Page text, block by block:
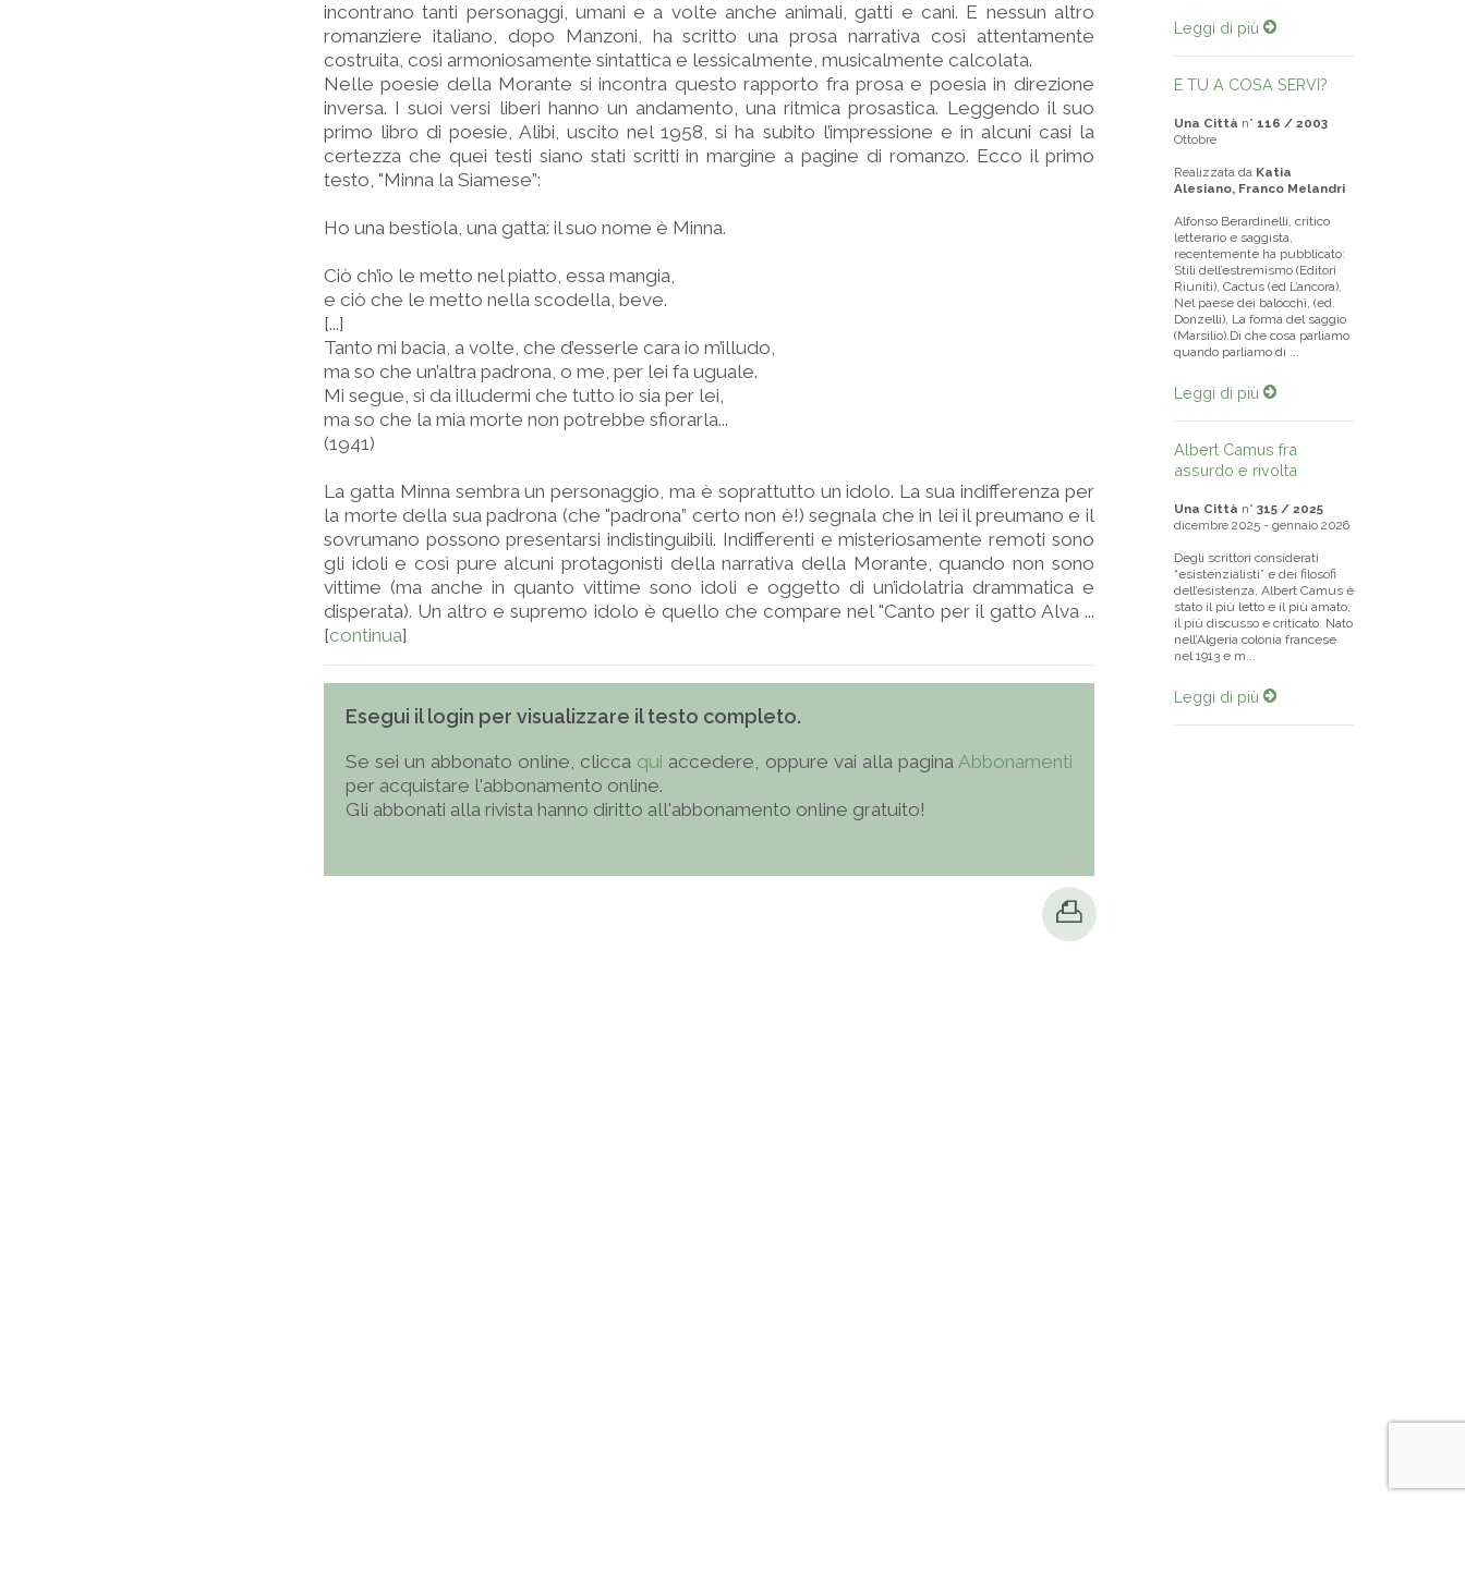
incontrano tanti personaggi, umani e a volte anche animali, gatti e cani. E nessun altro
romanziere italiano, dopo Manzoni, ha scritto una prosa narrativa così attentamente
costruita, così armoniosamente sintattica e lessicalmente, musicalmente calcolata.
Nelle poesie della Morante si incontra questo rapporto fra prosa e poesia in direzione
inversa. I suoi versi liberi hanno un andamento, una ritmica prosastica. Leggendo il suo
primo libro di poesie, Alibi, uscito nel 1958, si ha subito l’impressione e in alcuni casi la
certezza che quei testi siano stati scritti in margine a pagine di romanzo. Ecco il primo
testo, "Minna la Siamese”:
Ho una bestiola, una gatta: il suo nome è Minna.
Ciò ch’io le metto nel piatto, essa mangia,
e ciò che le metto nella scodella, beve.
[...]
Tanto mi bacia, a volte, che d’esserle cara io m’illudo,
ma so che un’altra padrona, o me, per lei fa uguale.
Mi segue, sì da illudermi che tutto io sia per lei,
ma so che la mia morte non potrebbe sfiorarla...
(1941)
La gatta Minna sembra un personaggio, ma è soprattutto un idolo. La sua indifferenza per
la morte della sua padrona (che "padrona” certo non è!) segnala che in lei il preumano e il
sovrumano possono presentarsi indistinguibili. Indifferenti e misteriosamente remoti sono
gli idoli e così pure alcuni protagonisti della narrativa della Morante, quando non sono
vittime (ma anche in quanto vittime sono idoli e oggetto di un’idolatria drammatica e
disperata). Un altro e supremo idolo è quello che compare nel "Canto per il gatto Alva ...
[continua]
Esegui il login per visualizzare il testo completo.
Se sei un abbonato online, clicca qui accedere, oppure vai alla pagina Abbonamenti
per acquistare l'abbonamento online.
Gli abbonati alla rivista hanno diritto all'abbonamento online gratuito!
Leggi di più
E TU A COSA SERVI?
Una Città n° 116 / 2003
Ottobre
Realizzata da Katia
Alesiano, Franco Melandri
Alfonso Berardinelli, critico
letterario e saggista,
recentemente ha pubblicato:
Stili dell’estremismo (Editori
Riuniti), Cactus (ed L’ancora),
Nel paese dei balocchi, (ed.
Donzelli), La forma del saggio
(Marsilio).Di che cosa parliamo
quando parliamo di ...
Leggi di più
Albert Camus fra
assurdo e rivolta
Una Città n° 315 / 2025
dicembre 2025 - gennaio 2026
Degli scrittori considerati
“esistenzialisti” e dei filosofi
dell’esistenza, Albert Camus è
stato il più letto e il più amato,
il più discusso e criticato. Nato
nell’Algeria colonia francese
nel 1913 e m...
Leggi di più